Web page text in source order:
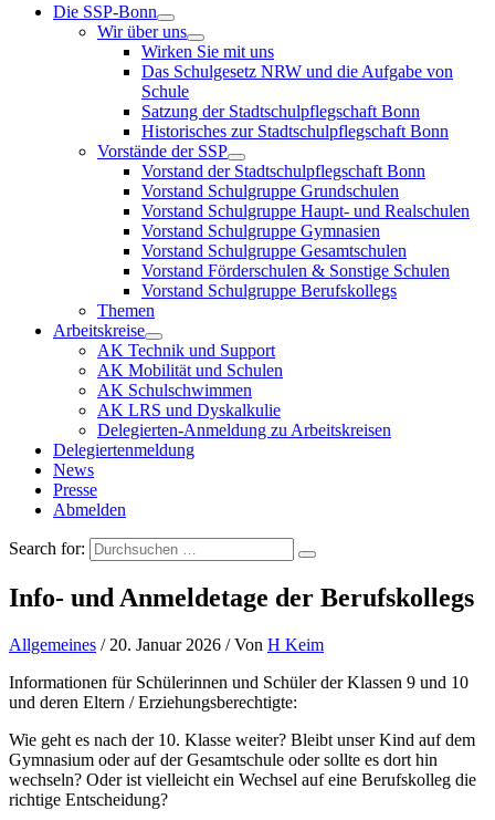
Die SSP-Bonn
Wir über uns
Wirken Sie mit uns
Das Schulgesetz NRW und die Aufgabe von
Schule
Satzung der Stadtschulpflegschaft Bonn
Historisches zur Stadtschulpflegschaft Bonn
Vorstände der SSP
Vorstand der Stadtschulpflegschaft Bonn
Vorstand Schulgruppe Grundschulen
Vorstand Schulgruppe Haupt- und Realschulen
Vorstand Schulgruppe Gymnasien
Vorstand Schulgruppe Gesamtschulen
Vorstand Förderschulen & Sonstige Schulen
Vorstand Schulgruppe Berufskollegs
Themen
Arbeitskreise
AK Technik und Support
AK Mobilität und Schulen
AK Schulschwimmen
AK LRS und Dyskalkulie
Delegierten-Anmeldung zu Arbeitskreisen
Delegiertenmeldung
News
Presse
Abmelden
Search for:
Info- und Anmeldetage der Berufskollegs
Allgemeines / 20. Januar 2026 / Von H Keim
Informationen für Schülerinnen und Schüler der Klassen 9 und 10
und deren Eltern / Erziehungsberechtigte:
Wie geht es nach der 10. Klasse weiter? Bleibt unser Kind auf dem
Gymnasium oder auf der Gesamtschule oder sollte es dort hin
wechseln? Oder ist vielleicht ein Wechsel auf eine Berufskolleg die
richtige Entscheidung?